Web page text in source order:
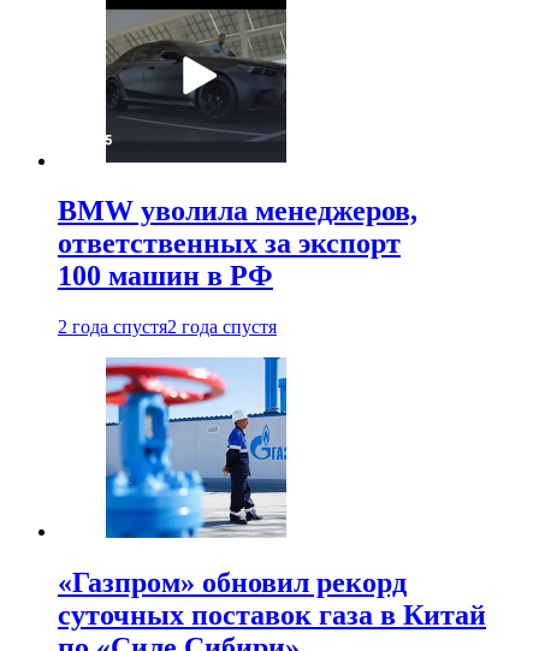
BMW уволила менеджеров,
ответственных за экспорт
100 машин в РФ
2 года спустя2 года спустя
«Газпром» обновил рекорд
суточных поставок газа в Китай